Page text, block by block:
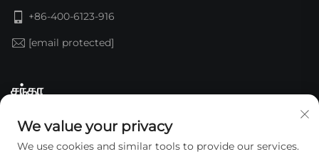
+86-400-6123-916
[email protected]
சந்தா
We value your privacy
We use cookies and similar tools to provide our services.